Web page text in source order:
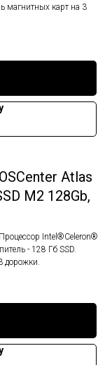
магнитных карт на 3
Atlas
M2 128Gb,
Intel®Celeron®
- 128 Гб SSD.
дорожки.